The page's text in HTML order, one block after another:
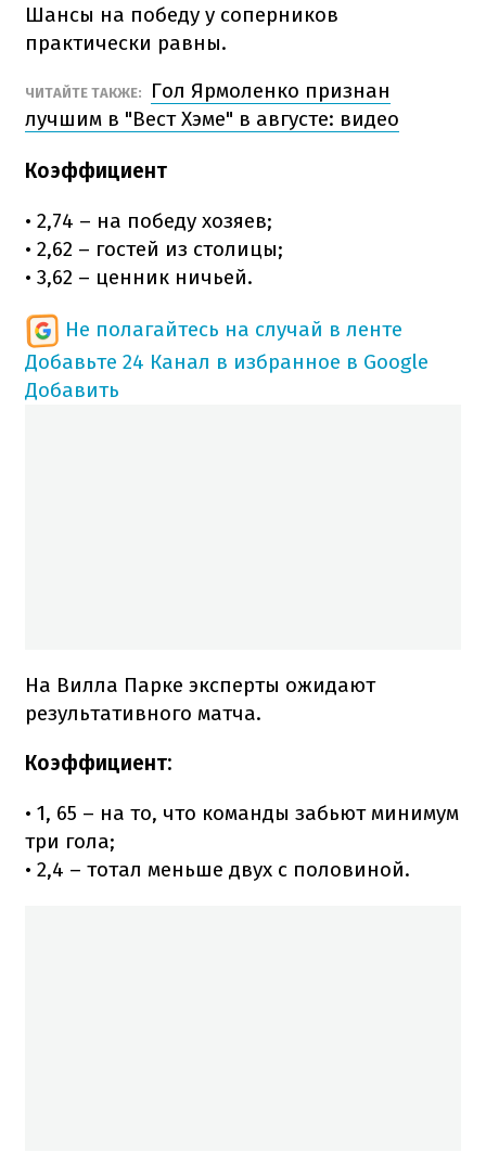
Шансы на победу у соперников
практически равны.
ЧИТАЙТЕ ТАКЖЕ:
Гол Ярмоленко признан
лучшим в "Вест Хэме" в августе: видео
Коэффициент
• 2,74 – на победу хозяев;
• 2,62 – гостей из столицы;
• 3,62 – ценник ничьей.
Не полагайтесь на случай в ленте
Добавьте 24 Канал в избранное в Google
Добавить
На Вилла Парке эксперты ожидают
результативного матча.
Коэффициент:
• 1, 65 – на то, что команды забьют минимум
три гола;
• 2,4 – тотал меньше двух с половиной.